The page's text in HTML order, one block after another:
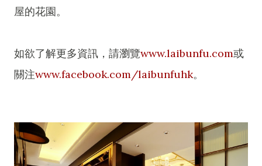
屋的花園。
如欲了解更多資訊，請瀏覽www.laibunfu.com或
關注www.facebook.com/laibunfuhk。